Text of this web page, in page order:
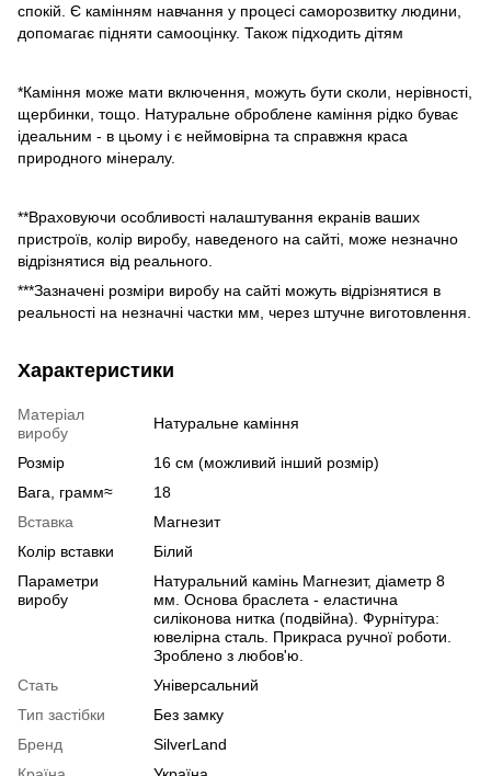
спокій. Є камінням навчання у процесі саморозвитку людини,
допомагає підняти самооцінку. Також підходить дітям
*Каміння може мати включення, можуть бути сколи, нерівності,
щербинки, тощо. Натуральне оброблене каміння рідко буває
ідеальним - в цьому і є неймовірна та справжня краса
природного мінералу.
**Враховуючи особливості налаштування екранів ваших
пристроїв, колір виробу, наведеного на сайті, може незначно
відрізнятися від реального.
***Зазначені розміри виробу на сайті можуть відрізнятися в
реальності на незначні частки мм, через штучне виготовлення.
Характеристики
Матеріал
виробу
Натуральне каміння
Розмір
16 см (можливий інший розмір)
Вага, грамм≈
18
Вставка
Магнезит
Колір вставки
Білий
Параметри
виробу
Натуральний камінь Магнезит, діаметр 8
мм. Основа браслета - еластична
силіконова нитка (подвійна). Фурнітура:
ювелірна сталь. Прикраса ручної роботи.
Зроблено з любов'ю.
Стать
Універсальний
Тип застібки
Без замку
Бренд
SilverLand